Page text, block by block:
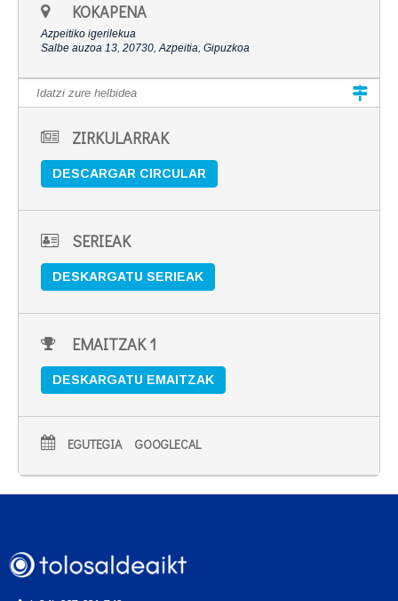
KOKAPENA
Azpeitiko igerilekua
Salbe auzoa 13, 20730, Azpeitia, Gipuzkoa
ZIRKULARRAK
DESCARGAR CIRCULAR
SERIEAK
DESKARGATU SERIEAK
EMAITZAK 1
DESKARGATU EMAITZAK
EGUTEGIA GOOGLECAL